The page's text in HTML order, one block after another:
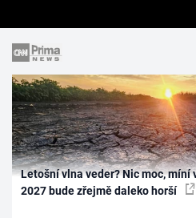
Letošní vlna veder? Nic moc, míní
2027 bude zřejmě daleko horší